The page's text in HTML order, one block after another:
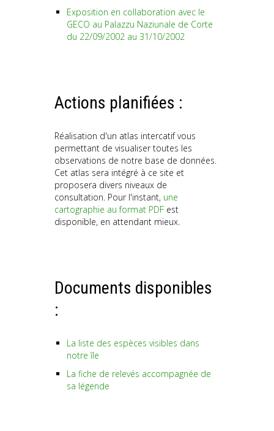
Exposition en collaboration avec le
GECO au Palazzu Naziunale de Corte
du 22/09/2002 au 31/10/2002
Actions planifiées :
Réalisation d'un atlas intercatif vous
permettant de visualiser toutes les
observations de notre base de données.
Cet atlas sera intégré à ce site et
proposera divers niveaux de
consultation. Pour l'instant, une
cartographie au format PDF est
disponible, en attendant mieux.
Documents disponibles
:
La liste des espèces visibles dans
notre île
La fiche de relevés accompagnée de
sa légende